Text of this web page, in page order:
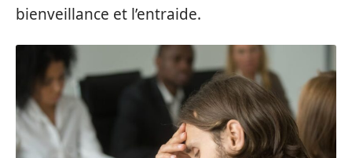
bienveillance et l’entraide.